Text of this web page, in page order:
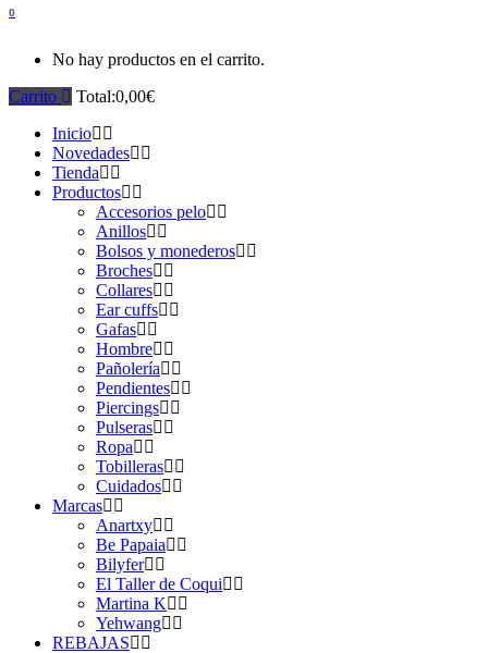
0
No hay productos en el carrito.
Carrito
Total:0,00€
Inicio
Novedades
Tienda
Productos
Accesorios pelo
Anillos
Bolsos y monederos
Broches
Collares
Ear cuffs
Gafas
Hombre
Pañolería
Pendientes
Piercings
Pulseras
Ropa
Tobilleras
Cuidados
Marcas
Anartxy
Be Papaia
Bilyfer
El Taller de Coqui
Martina K
Yehwang
REBAJAS